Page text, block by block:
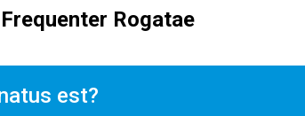
Rogatae
est?